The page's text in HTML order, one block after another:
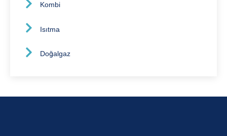
Kombi
Isıtma
Doğalgaz